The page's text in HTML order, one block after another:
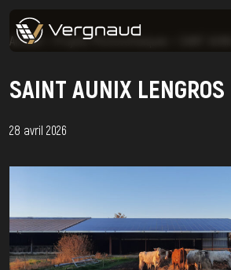
Accueil Projets Photovoltaïques
SAINT AUNIX LENGROS
28 avril 2026